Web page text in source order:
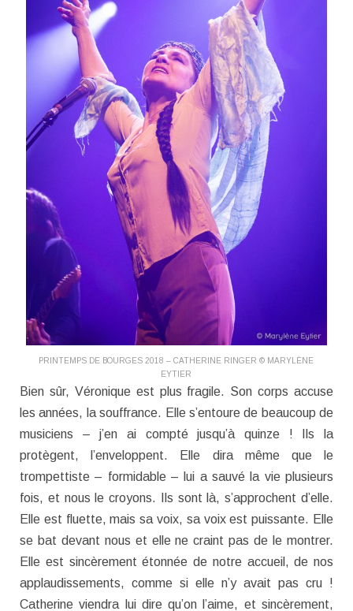
PRINTEMPS DE BOURGES 2018 – CATHERINE RINGER © MARYLÈNE
EYTIER
Bien sûr, Véronique est plus fragile. Son corps accuse
les années, la souffrance. Elle s’entoure de beaucoup de
musiciens – j’en ai compté jusqu’à quinze ! Ils la
protègent, l’enveloppent. Elle dira même que le
trompettiste – formidable – lui a sauvé la vie plusieurs
fois, et nous le croyons. Ils sont là, s’approchent d’elle.
Elle est fluette, mais sa voix, sa voix est puissante. Elle
se bat devant nous et elle ne craint pas de le montrer.
Elle est sincèrement étonnée de notre accueil, de nos
applaudissements, comme si elle n’y avait pas cru !
Catherine viendra lui dire qu’on l’aime, et sincèrement,